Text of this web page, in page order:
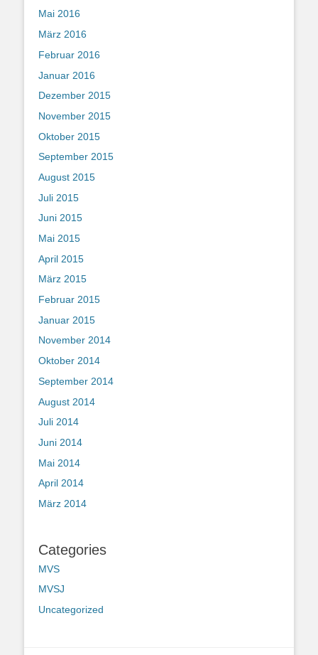
Mai 2016
März 2016
Februar 2016
Januar 2016
Dezember 2015
November 2015
Oktober 2015
September 2015
August 2015
Juli 2015
Juni 2015
Mai 2015
April 2015
März 2015
Februar 2015
Januar 2015
November 2014
Oktober 2014
September 2014
August 2014
Juli 2014
Juni 2014
Mai 2014
April 2014
März 2014
Categories
MVS
MVSJ
Uncategorized